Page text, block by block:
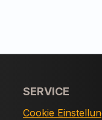
SERVICE
Cookie